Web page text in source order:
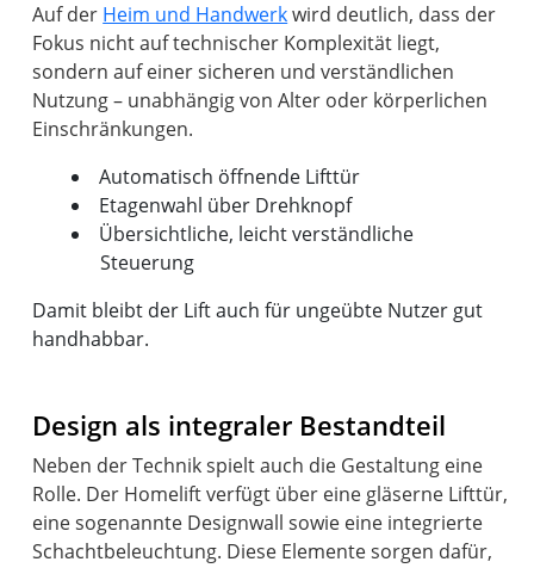
Auf der Heim und Handwerkwird deutlich, dass der
Fokus nicht auf technischer Komplexität liegt,
sondern auf einer sicheren und verständlichen
Nutzung – unabhängig von Alter oder körperlichen
Automatisch öffnende Lifttür
Etagenwahl über Drehknopf
Übersichtliche, leicht verständliche
Steuerung
Damit bleibt der Lift auch für ungeübte Nutzer gut
handhabbar.
Design als integraler Bestandteil
Neben der Technik spielt auch die Gestaltung eine
Rolle. Der Homelift verfügt über eine gläserne Lifttür,
eine sogenannte Designwall sowie eine integrierte
Schachtbeleuchtung. Diese Elemente sorgen dafür,